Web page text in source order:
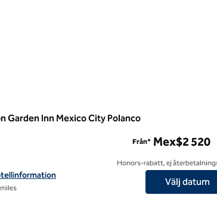
Garden Inn Mexico City Polanco
för Hilton Garden Inn Mexico City Polanco
Från* Mex$2 520
Honors-rabatt, ej
Välj datum